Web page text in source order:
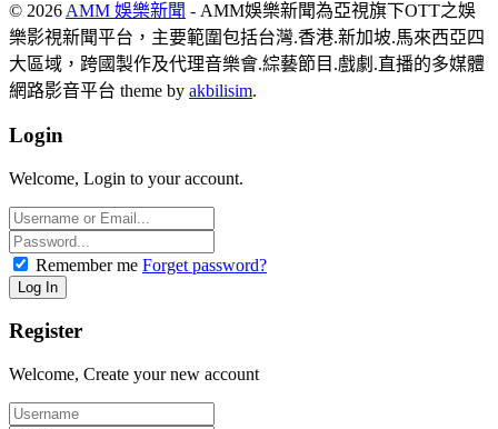
© 2026 AMM 娛樂新聞 - AMM娛樂新聞為亞視旗下OTT之娛
樂影視新聞平台，主要範圍包括台灣.香港.新加坡.馬來西亞四
大區域，跨國製作及代理音樂會.綜藝節目.戲劇.直播的多媒體
網路影音平台 theme by akbilisim.
Login
Welcome, Login to your account.
Remember me Forget password?
Register
Welcome, Create your new account